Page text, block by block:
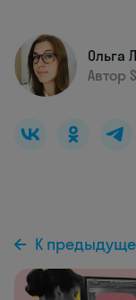
Ольга
Автор
К